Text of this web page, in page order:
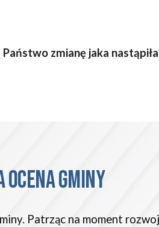
zmianę jaka
OCENA GMINY
Patrząc na moment